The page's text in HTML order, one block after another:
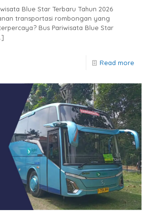
Blue Star Terbaru Tahun 2026
transportasi rombongan yang
Bus Pariwisata Blue Star
Read more